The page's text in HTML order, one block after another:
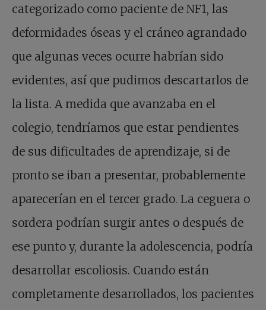
categorizado como paciente de NF1, las
deformidades óseas y el cráneo agrandado
que algunas veces ocurre habrían sido
evidentes, así que pudimos descartarlos de
la lista. A medida que avanzaba en el
colegio, tendríamos que estar pendientes
de sus dificultades de aprendizaje, si de
pronto se iban a presentar, probablemente
aparecerían en el tercer grado. La ceguera o
sordera podrían surgir antes o después de
ese punto y, durante la adolescencia, podría
desarrollar escoliosis. Cuando están
completamente desarrollados, los pacientes